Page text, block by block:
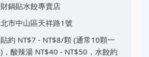
鍋貼水餃專賣店
市中山區天祥路1號
約 NT$7 - NT$8/顆 (通常10顆一
，酸辣湯 NT$40 - NT$50，水餃約